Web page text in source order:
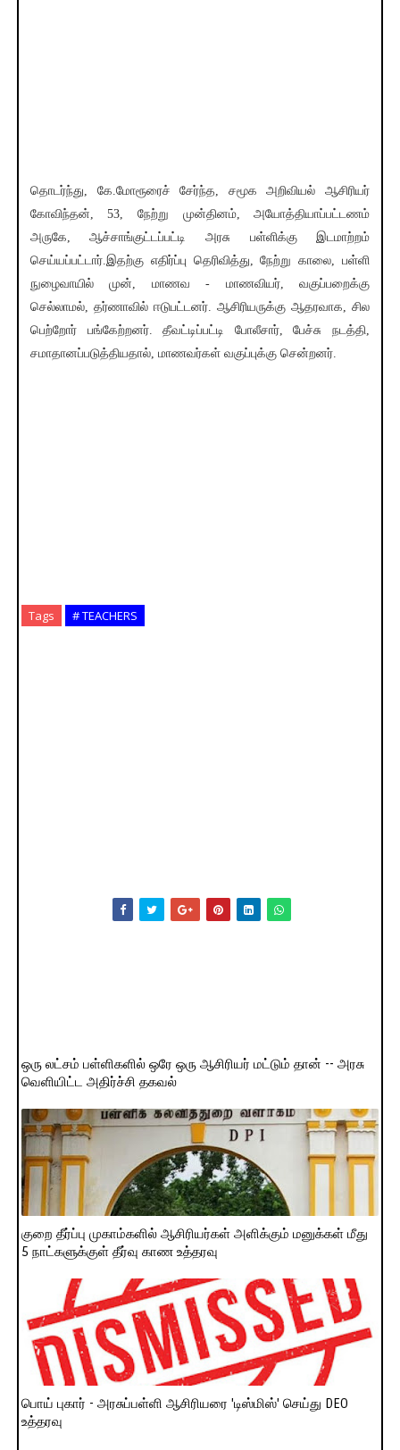
தொடர்ந்து, கே.மோரூரைச் சேர்ந்த, சமூக அறிவியல் ஆசிரியர்
கோவிந்தன், 53, நேற்று முன்தினம், அயோத்தியாப்பட்டணம்
அருகே, ஆச்சாங்குட்டப்பட்டி அரசு பள்ளிக்கு இடமாற்றம்
செய்யப்பட்டார்.இதற்கு எதிர்ப்பு தெரிவித்து, நேற்று காலை, பள்ளி
நுழைவாயில் முன், மாணவ - மாணவியர், வகுப்பறைக்கு
செல்லாமல், தர்ணாவில் ஈடுபட்டனர். ஆசிரியருக்கு ஆதரவாக, சில
பெற்றோர் பங்கேற்றனர். தீவட்டிப்பட்டி போலீசார், பேச்சு நடத்தி,
சமாதானப்படுத்தியதால், மாணவர்கள் வகுப்புக்கு சென்றனர்.
Tags # TEACHERS
ஒரு லட்சம் பள்ளிகளில் ஒரே ஒரு ஆசிரியர் மட்டும் தான் -- அரசு
வெளியிட்ட அதிர்ச்சி தகவல்
குறை தீர்ப்பு முகாம்களில் ஆசிரியர்கள் அளிக்கும் மனுக்கள் மீது
5 நாட்களுக்குள் தீர்வு காண உத்தரவு
பொய் புகார் - அரசுப்பள்ளி ஆசிரியரை 'டிஸ்மிஸ்' செய்து DEO
உத்தரவு